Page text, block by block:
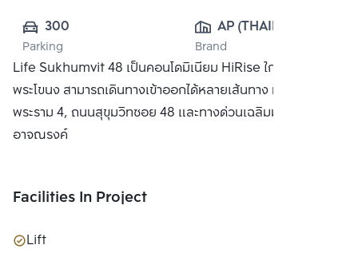
300
Parking
AP (THAILAND)
PUBLIC CO.,
LTD.
Brand
Life Sukhumvit 48 เป็นคอนโดมิเนียม HiRise ใกล้สถานี
พระโขนง สามารถเดินทางเข้าออกได้หลายเส้นทาง ทั้งถนน
พระราม 4, ถนนสุขุมวิทซอย 48 และทางด่วนเฉลิมมหานครและ
อาจณรงค์
Facilities In Project
Lift